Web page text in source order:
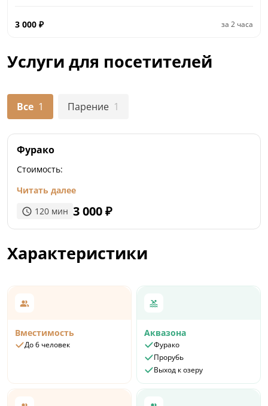
3 000 ₽ за 2 часа
Услуги для посетителей
Все 1 Парение 1
Фурако
Стоимость:
Читать далее
120 мин 3 000₽
Характеристики
Вместимость
До 6 человек
Аквазона
Фурако
Прорубь
Выход к озеру